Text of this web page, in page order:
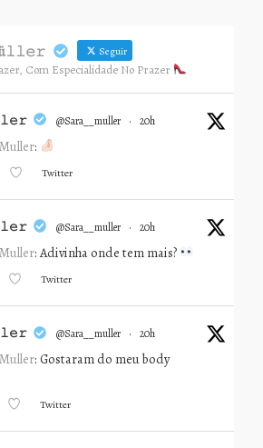
Seguir
Com Especialidade No Prazer
@sara__muller · 20h
:
Twitter
@sara__muller · 20h
: Adivinha onde tem mais?
Twitter
@sara__muller · 20h
: Gostaram do meu body
Twitter